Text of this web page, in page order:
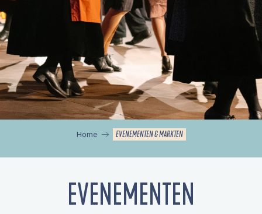
Home EVENEMENTEN & MARKTEN
EVENEMENTEN